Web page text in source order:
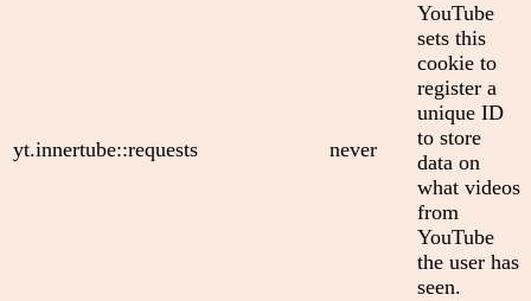
yt.innertube::requests never
YouTube
sets this
cookie to
register a
unique ID
to store
data on
what videos
from
YouTube
the user has
seen.